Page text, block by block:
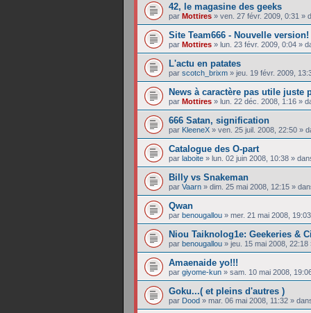
42, le magasine des geeks
par Mottires » ven. 27 févr. 2009, 0:31 »
Site Team666 - Nouvelle version!
par Mottires » lun. 23 févr. 2009, 0:04 »
L'actu en patates
par scotch_brixm » jeu. 19 févr. 2009,
News à caractère pas utile juste
par Mottires » lun. 22 déc. 2008, 1:16 »
666 Satan, signification
par KleeneX » ven. 25 juil. 2008, 22:50 »
Catalogue des O-part
par laboite » lun. 02 juin 2008, 10:38 »
Billy vs Snakeman
par Vaarn » dim. 25 mai 2008, 12:15 »
Qwan
par benougallou » mer. 21 mai 2008, 19:03
Niou Taiknolog1e: Geekeries &
par benougallou » jeu. 15 mai 2008, 22:18
Amaenaide yo!!!
par giyome-kun » sam. 10 mai 2008,
Goku...( et pleins d'autres )
par Dood » mar. 06 mai 2008, 11:32 »